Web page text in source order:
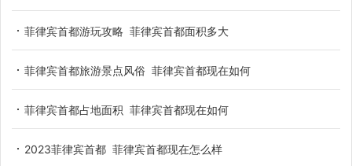
菲律宾首都游玩攻略 菲律宾首都面积多大
菲律宾首都旅游景点风俗 菲律宾首都现在如何
菲律宾首都占地面积 菲律宾首都现在如何
2023菲律宾首都 菲律宾首都现在怎么样